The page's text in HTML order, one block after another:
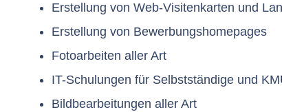
Erstellung von Web-Visitenkarten und
Erstellung von Bewerbungshomepages
Fotoarbeiten aller Art
IT-Schulungen für Selbstständige und
Bildbearbeitungen aller Art